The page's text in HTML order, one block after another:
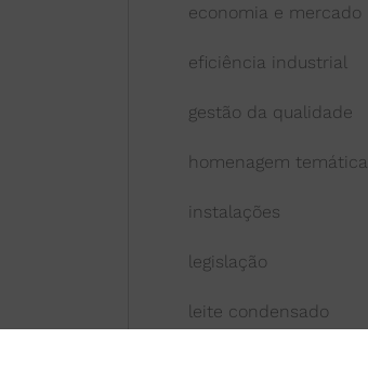
economia e mercado
eficiência industrial
gestão da qualidade
homenagem temática
instalações
legislação
leite condensado